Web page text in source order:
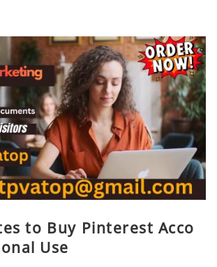
to Buy Pinterest Acco
Use